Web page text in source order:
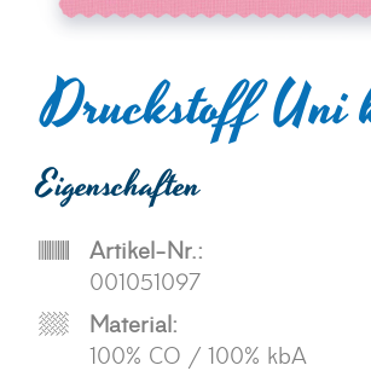
Druckstoff Uni
Eigenschaften
Artikel-Nr.:
001051097
Material:
100% CO / 100% kbA